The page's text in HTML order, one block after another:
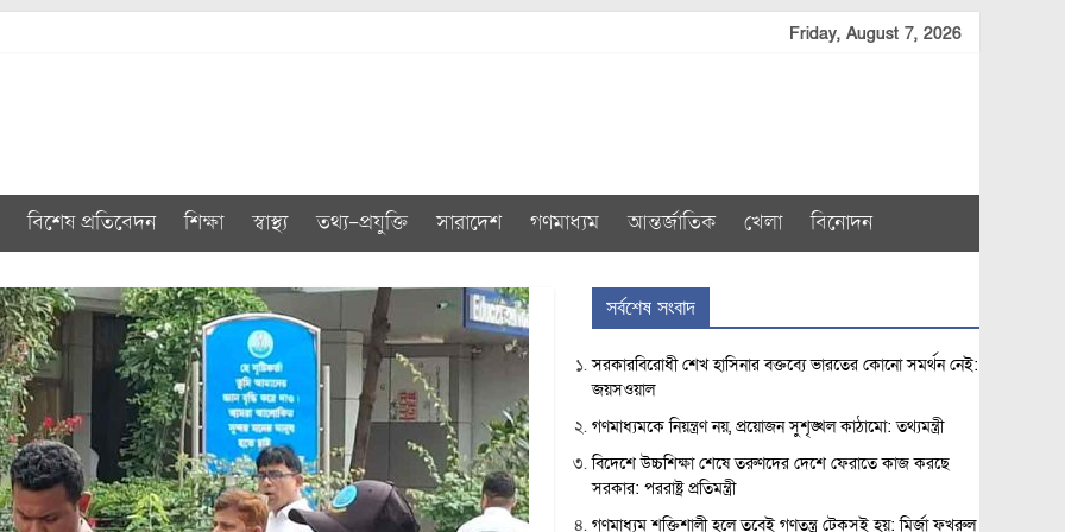
Friday, August 7, 2026
বিশেষ প্রতিবেদন শিক্ষা স্বাস্থ্য তথ্য-প্রযুক্তি সারাদেশ গণমাধ্যম আন্তর্জাতিক খেলা বিনোদন
সর্বশেষ সংবাদ
সরকারবিরোধী শেখ হাসিনার বক্তব্যে ভারতের কোনো সমর্থন নেই:
জয়সওয়াল
গণমাধ্যমকে নিয়ন্ত্রণ নয়, প্রয়োজন সুশৃঙ্খল কাঠামো: তথ্যমন্ত্রী
বিদেশে উচ্চশিক্ষা শেষে তরুণদের দেশে ফেরাতে কাজ করছে
সরকার: পররাষ্ট্র প্রতিমন্ত্রী
গণমাধ্যম শক্তিশালী হলে তবেই গণতন্ত্র টেকসই হয়: মির্জা ফখরুল